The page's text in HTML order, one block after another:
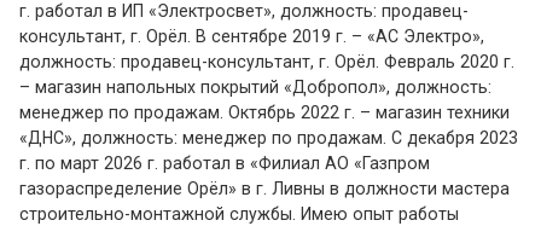
г. работал в ИП «Электросвет», должность: продавец-
консультант, г. Орёл. В сентябре 2019 г. – «АС Электро»,
должность: продавец-консультант, г. Орёл. Февраль 2020 г.
– магазин напольных покрытий «Добропол», должность:
менеджер по продажам. Октябрь 2022 г. – магазин техники
«ДНС», должность: менеджер по продажам. С декабря 2023
г. по март 2026 г. работал в «Филиал АО «Газпром
газораспределение Орёл» в г. Ливны в должности мастера
строительно-монтажной службы. Имею опыт работы